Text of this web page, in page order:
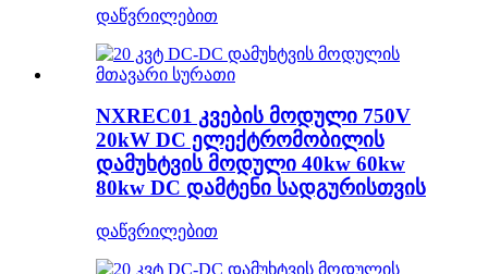
დაწვრილებით
NXREC01 კვების მოდული 750V
20kW DC ელექტრომობილის
დამუხტვის მოდული 40kw 60kw
80kw DC დამტენი სადგურისთვის
დაწვრილებით